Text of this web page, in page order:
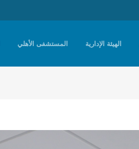
الهيئة الإدارية المستشفى الأهلي